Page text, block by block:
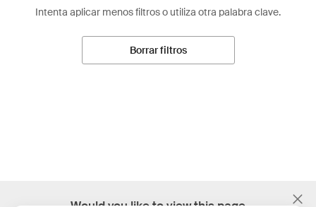
Intenta aplicar menos filtros o utiliza otra palabra clave.
Borrar filtros